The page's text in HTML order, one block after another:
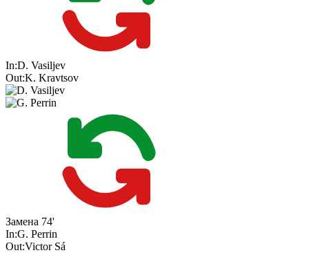
In:D. Vasiljev
Out:K. Kravtsov
Замена 74'
In:G. Perrin
Out:Victor Sá